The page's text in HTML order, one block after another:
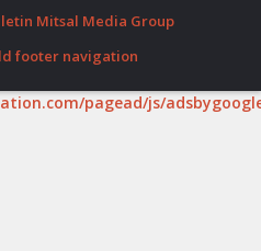
Mitsal Media Group
footer navigation
pagead/js/